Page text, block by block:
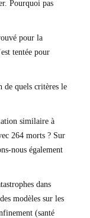
Pourquoi pas
pour la
tentée pour
de quels critères le
similaire à
264 morts ? Sur
nous également
dans
modèles sur les
(santé